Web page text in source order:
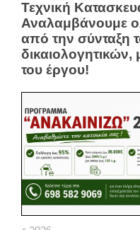
Τεχνική
Αναλαμβάνουμε
από την σύνταξη
δικαιολογητικών,
του έργου!